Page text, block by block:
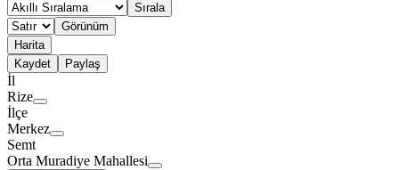
Sırala
Görünüm
Harita
Kaydet
Paylaş
İl
Rize
İlçe
Merkez
Semt
Orta Muradiye Mahallesi